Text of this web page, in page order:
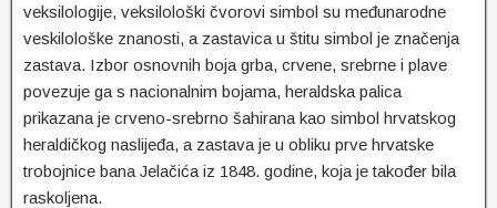
veksilologije, veksilološki čvorovi simbol su međunarodne
veskilološke znanosti, a zastavica u štitu simbol je značenja
zastava. Izbor osnovnih boja grba, crvene, srebrne i plave
povezuje ga s nacionalnim bojama, heraldska palica
prikazana je crveno-srebrno šahirana kao simbol hrvatskog
heraldičkog naslijeđa, a zastava je u obliku prve hrvatske
trobojnice bana Jelačića iz 1848. godine, koja je također bila
raskoljena.